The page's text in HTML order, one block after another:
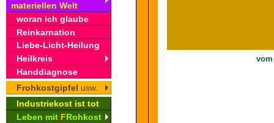
materiellen Welt
woran ich glaube
Reinkarnation
Liebe-Licht-Heilung
Heilkreis
Handdiagnose
Frohkostgipfel usw.
Industriekost ist tot
Leben mit FRohkost